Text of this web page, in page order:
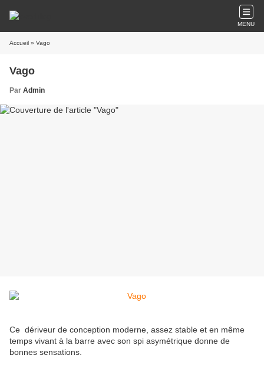
MENU
Accueil » Vago
Vago
Par Admin
Ce dériveur de conception moderne, assez stable et en même
temps vivant à la barre avec son spi asymétrique donne de
bonnes sensations.